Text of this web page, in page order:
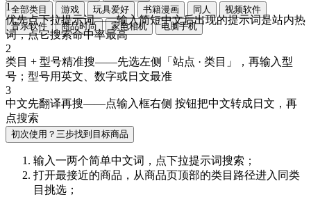
全部类目
游戏 玩具爱好 书籍漫画 同人
视频软件
音乐软件
商品时尚 家电相机 电脑手机
1
优先点下拉提示词——输入简短中文后出现的提示词是站内热
词，点它搜索命中率最高
2
类目 + 型号精准搜——先选左侧「站点 · 类目」，再输入型
号；型号用英文、数字或日文最准
3
中文先翻译再搜——点输入框右侧 按钮把中文转成日文 ，再
点搜索
初次使用？三步找到目标商品
输入一两个简单中文词，点下拉提示词搜索；
打开最接近的商品，从商品页顶部的类目路径进入同类
目挑选；